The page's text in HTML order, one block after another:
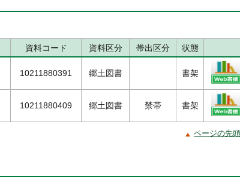
資料コード 資料区分 帯出区分 状態
10211880391 郷土図書 書架
10211880409 郷土図書 禁帯 書架
ページの先